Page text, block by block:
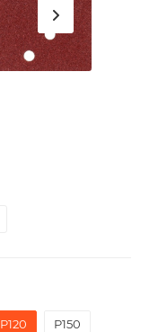
P120 P150